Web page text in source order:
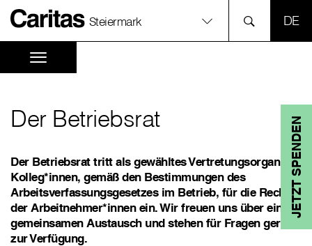
Steiermark
JETZT SPENDEN
Der Betriebsrat
Der Betriebsrat tritt als gewähltes Vertretungsorgan der
Kolleg*innen, gemäß den Bestimmungen des
Arbeitsverfassungsgesetzes im Betrieb, für die Rechte
der Arbeitnehmer*innen ein. Wir freuen uns über einen
gemeinsamen Austausch und stehen für Fragen gerne
zur Verfügung.